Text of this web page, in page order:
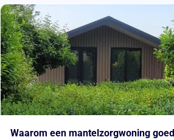
Waarom een mantelzorgwoning